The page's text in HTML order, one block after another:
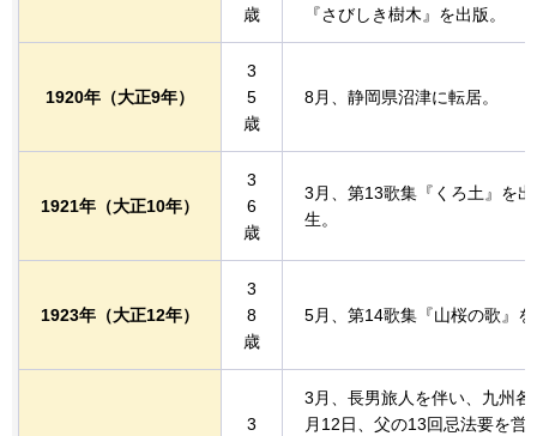
歳
『さびしき樹木』を出版。
1920年 （大正9年）
3
5
歳
8月、静岡県沼津に転居。
1921年 （大正10年）
3
6
歳
3月、第13歌集『くろ土』を
生。
1923年 （大正12年）
3
8
歳
5月、第14歌集『山桜の歌』
3
3月、長男旅人を伴い、九州
月12日、父の13回忌法要を営